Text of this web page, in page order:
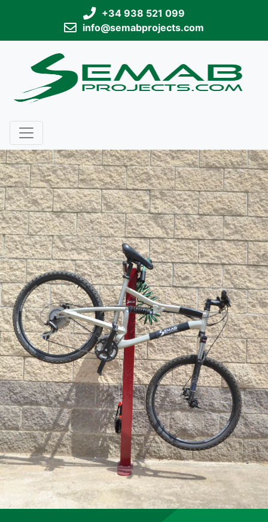
+34 938 521 099
info@semabprojects.com